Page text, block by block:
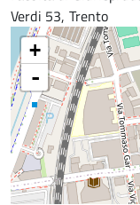
Verdi 53, Trento
+
-